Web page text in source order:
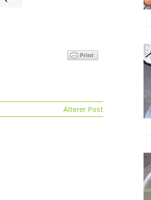
Älterer Post